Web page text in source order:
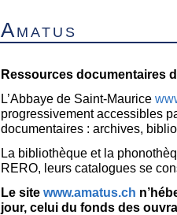
Amatus
Ressources documentaires
L’Abbaye de Saint-Maurice
progressivement accessibles
documentaires : archives,
La bibliothèque et la
RERO, leurs catalogues se
Le site www.amatus.ch
jour, celui du fonds des